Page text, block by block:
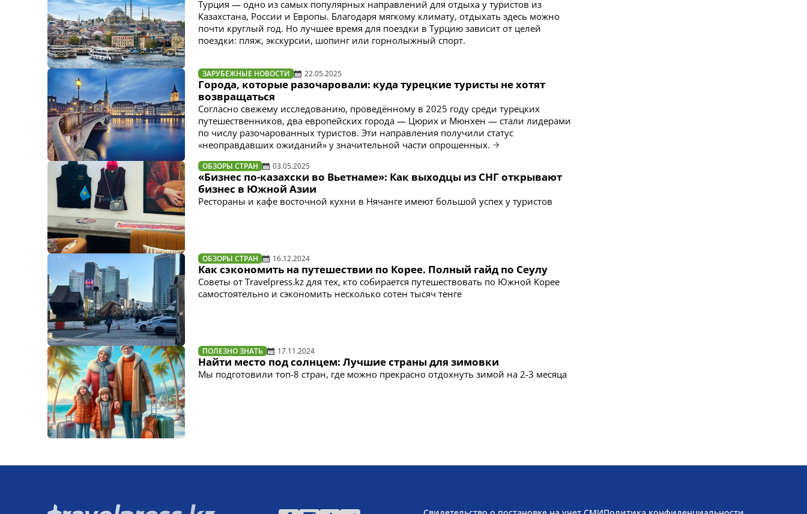
Турция — одно из самых популярных направлений для отдыха у туристов из
Казахстана, России и Европы. Благодаря мягкому климату, отдыхать здесь можно
почти круглый год. Но лучшее время для поездки в Турцию зависит от целей
поездки: пляж, экскурсии, шопинг или горнолыжный спорт.
ЗАРУБЕЖНЫЕ НОВОСТИ 22.05.2025
Города, которые разочаровали: куда турецкие туристы не хотят
возвращаться
Согласно свежему исследованию, проведённому в 2025 году среди турецких
путешественников, два европейских города — Цюрих и Мюнхен — стали лидерами
по числу разочарованных туристов. Эти направления получили статус
«неоправдавших ожиданий» у значительной части опрошенных.
ОБЗОРЫ СТРАН 03.05.2025
«Бизнес по-казахски во Вьетнаме»: Как выходцы из СНГ открывают
бизнес в Южной Азии
Рестораны и кафе восточной кухни в Нячанге имеют большой успех у туристов
ОБЗОРЫ СТРАН 16.12.2024
Как сэкономить на путешествии по Корее. Полный гайд по Сеулу
Советы от Travelpress.kz для тех, кто собирается путешествовать по Южной Корее
самостоятельно и сэкономить несколько сотен тысяч тенге
ПОЛЕЗНО ЗНАТЬ 17.11.2024
Найти место под солнцем: Лучшие страны для зимовки
Мы подготовили топ-8 стран, где можно прекрасно отдохнуть зимой на 2-3 месяца